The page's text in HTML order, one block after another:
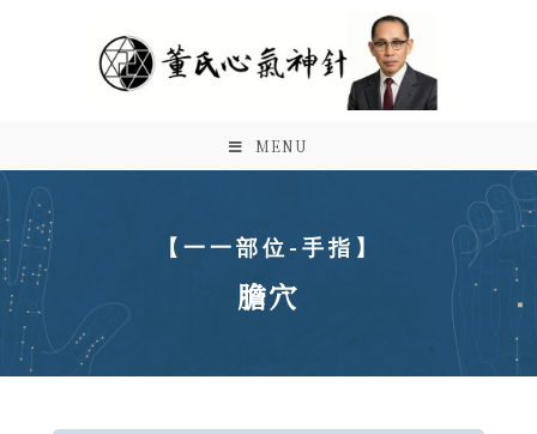
MENU
【一一部位-手指】
膽穴